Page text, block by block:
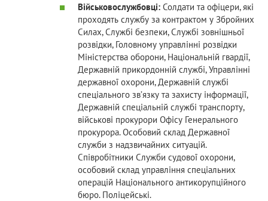
Військовослужбовці: Солдати та офіцери, які
проходять службу за контрактом у Збройних
Силах, Службі безпеки, Службі зовнішньої
розвідки, Головному управлінні розвідки
Міністерства оборони, Національній гвардії,
Державній прикордонній службі, Управлінні
державної охорони, Державній службі
спеціального зв’язку та захисту інформації,
Державній спеціальній службі транспорту,
військові прокурори Офісу Генерального
прокурора. Особовий склад Державної
служби з надзвичайних ситуацій.
Співробітники Служби судової охорони,
особовий склад управління спеціальних
операцій Національного антикорупційного
бюро. Поліцейські.